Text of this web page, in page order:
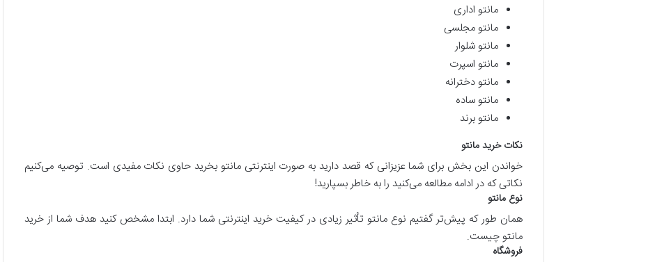
مانتو اداری
مانتو مجلسی
مانتو شلوار
مانتو اسپرت
مانتو دخترانه
مانتو ساده
مانتو برند
نکات خرید مانتو
خواندن این بخش برای شما عزیزانی که قصد دارید به صورت اینترنتی مانتو بخرید حاوی نکات مفیدی است. توصیه می‌کنیم
نکاتی که در ادامه مطالعه می‌کنید را به خاطر بسپارید!
نوع مانتو
همان طور که پیش‌تر گفتیم نوع مانتو تأثیر زیادی در کیفیت خرید اینترنتی شما دارد. ابتدا مشخص کنید هدف شما از خرید
مانتو چیست.
فروشگاه